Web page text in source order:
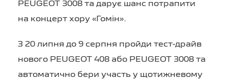
PEUGEOT 3008 та дарує шанс потрапити
на концерт хору «Гомін».
З 20 липня до 9 серпня пройди тест-драйв
нового PEUGEOT 408 або PEUGEOT 3008 та
автоматично бери участь у щотижневому